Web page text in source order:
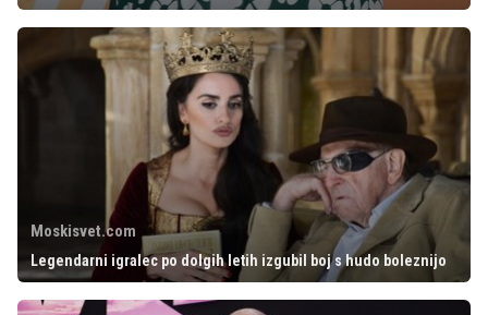
Moskisvet.com
Legendarni igralec po dolgih letih izgubil boj s hudo boleznijo